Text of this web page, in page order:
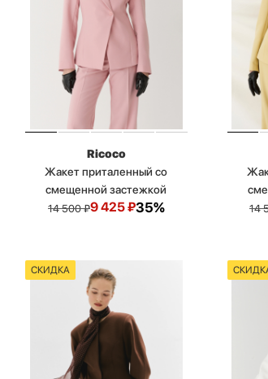
Ricoco
Жакет приталенный со
смещенной застежкой
14 500₽9 425₽35% 14
СКИДКА